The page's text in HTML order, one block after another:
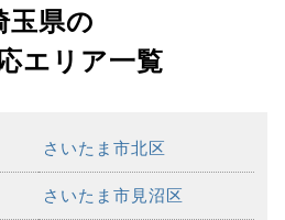
玉県の
エリア一覧
さいたま市北区
さいたま市見沼区